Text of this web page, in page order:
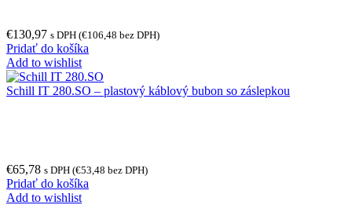
€130,97 s DPH (€106,48 bez DPH)
Pridať do košíka
Add to wishlist
Schill IT 280.SO – plastový káblový bubon so záslepkou
€65,78 s DPH (€53,48 bez DPH)
Pridať do košíka
Add to wishlist